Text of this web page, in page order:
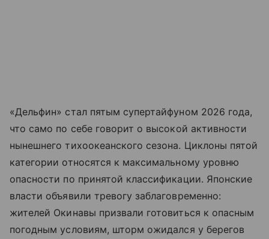
«Дельфин» стал пятым супертайфуном 2026 года,
что само по себе говорит о высокой активности
нынешнего тихоокеанского сезона. Циклоны пятой
категории относятся к максимальному уровню
опасности по принятой классификации. Японские
власти объявили тревогу заблаговременно:
жителей Окинавы призвали готовиться к опасным
погодным условиям, шторм ожидался у берегов